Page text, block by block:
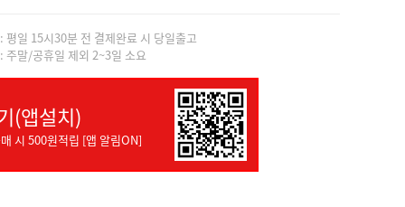
평일 15시30분 전 결제완료 시 당일출고
주말/공휴일 제외 2~3일 소요
(앱설치)
시 500원적립 [앱 알림ON]